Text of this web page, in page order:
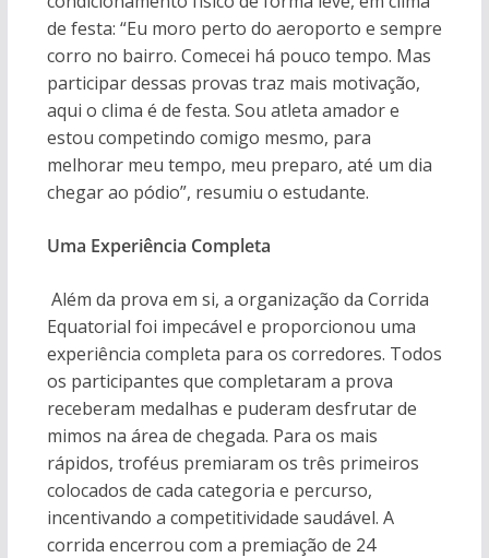
de festa: “Eu moro perto do aeroporto e sempre
corro no bairro. Comecei há pouco tempo. Mas
participar dessas provas traz mais motivação,
aqui o clima é de festa. Sou atleta amador e
estou competindo comigo mesmo, para
melhorar meu tempo, meu preparo, até um dia
chegar ao pódio”, resumiu o estudante.
Uma Experiência Completa
Além da prova em si, a organização da Corrida
Equatorial foi impecável e proporcionou uma
experiência completa para os corredores. Todos
os participantes que completaram a prova
receberam medalhas e puderam desfrutar de
mimos na área de chegada. Para os mais
rápidos, troféus premiaram os três primeiros
colocados de cada categoria e percurso,
incentivando a competitividade saudável. A
corrida encerrou com a premiação de 24